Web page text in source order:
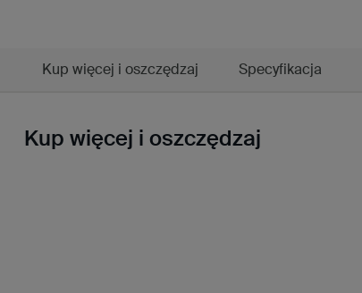
Kup więcej i oszczędzaj Specyfikacja
Kup więcej i oszczędzaj